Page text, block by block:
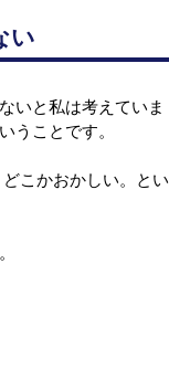
い
いと私は考えていま
うことです。
こかおかしい。とい